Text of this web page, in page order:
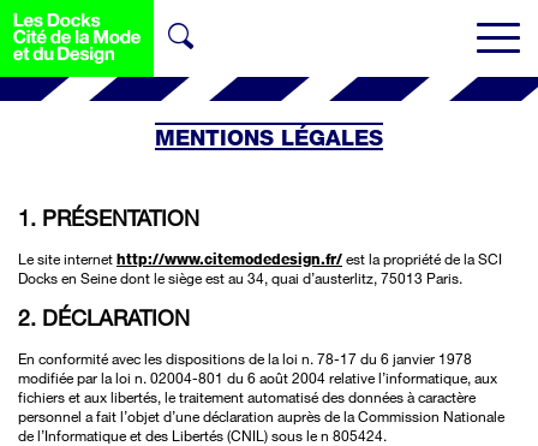
MENTIONS LÉGALES
1. PRÉSENTATION
Le site internethttp://www.citemodedesign.fr/est la propriété de la SCI
Docks en Seine dont le siège est au 34, quai d’austerlitz, 75013 Paris.
2. DÉCLARATION
En conformité avec les dispositions de la loi n. 78-17 du 6 janvier 1978
modifiée par la loi n. 02004-801 du 6 août 2004 relative l’informatique, aux
fichiers et aux libertés, le traitement automatisé des données à caractère
personnel a fait l’objet d’une déclaration auprès de la Commission Nationale
de l’Informatique et des Libertés (CNIL) sous le n 805424.